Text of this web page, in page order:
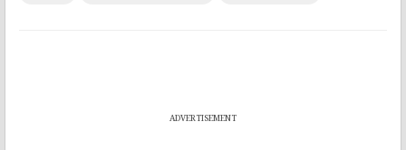
ADVERTISEMENT